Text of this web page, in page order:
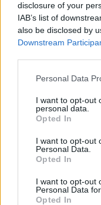
disclosure of your
IAB’s list of
also be disclosed by
Downstream
Personal Data
I want to opt-out
personal data.
Opted In
I want to opt-out
Personal Data.
Opted In
I want to opt-out
Personal Data
Opted In
Artigo anterior
Moradores
casa após
terra em Leiria
ARTIGOS